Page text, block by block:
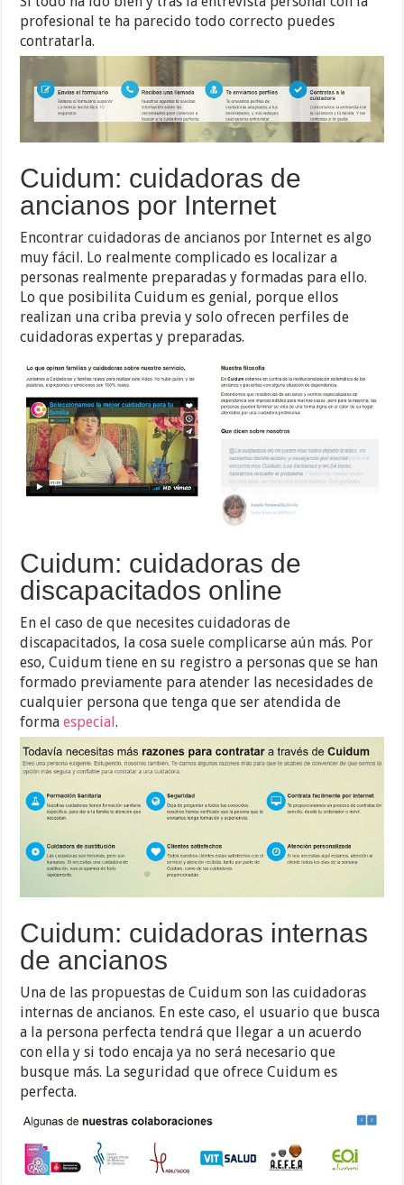
profesional te ha parecido todo correcto puedes
contratarla.
Cuidum: cuidadoras de
ancianos por Internet
Encontrar cuidadoras de ancianos por Internet es algo
muy fácil. Lo realmente complicado es localizar a
personas realmente preparadas y formadas para ello.
Lo que posibilita Cuidum es genial, porque ellos
realizan una criba previa y solo ofrecen perfiles de
cuidadoras expertas y preparadas.
Cuidum: cuidadoras de
discapacitados online
En el caso de que necesites cuidadoras de
discapacitados, la cosa suele complicarse aún más. Por
eso, Cuidum tiene en su registro a personas que se han
formado previamente para atender las necesidades de
cualquier persona que tenga que ser atendida de
formaespecial.
Cuidum: cuidadoras internas
de ancianos
Una de las propuestas de Cuidum son las cuidadoras
internas de ancianos. En este caso, el usuario que busca
a la persona perfecta tendrá que llegar a un acuerdo
con ella y si todo encaja ya no será necesario que
busque más. La seguridad que ofrece Cuidum es
perfecta.